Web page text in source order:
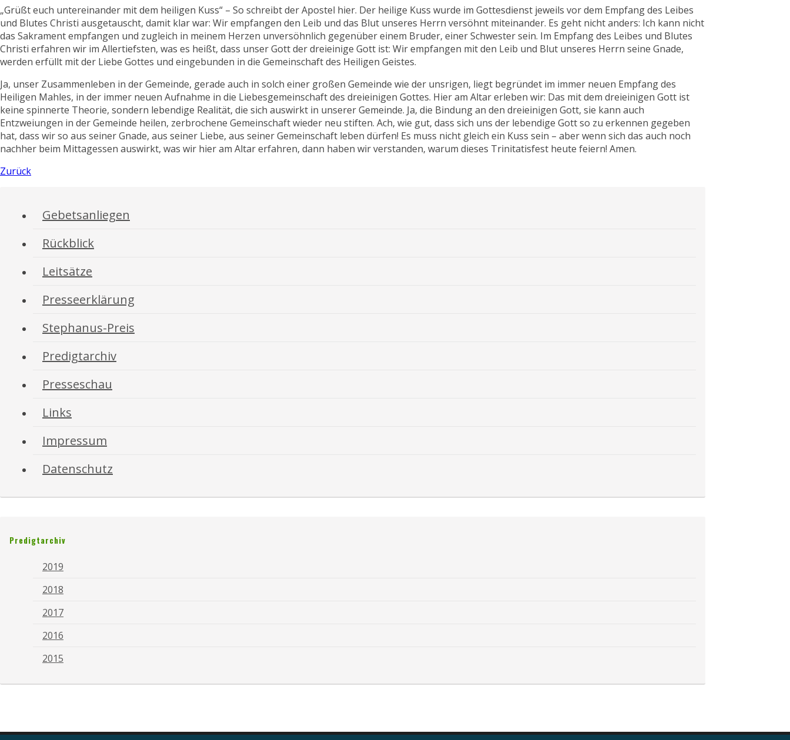
„Grüßt euch untereinander mit dem heiligen Kuss“ – So schreibt der Apostel hier. Der heilige Kuss wurde im Gottesdienst jeweils vor dem Empfang des Leibes
und Blutes Christi ausgetauscht, damit klar war: Wir empfangen den Leib und das Blut unseres Herrn versöhnt miteinander. Es geht nicht anders: Ich kann nicht
das Sakrament empfangen und zugleich in meinem Herzen unversöhnlich gegenüber einem Bruder, einer Schwester sein. Im Empfang des Leibes und Blutes
Christi erfahren wir im Allertiefsten, was es heißt, dass unser Gott der dreieinige Gott ist: Wir empfangen mit den Leib und Blut unseres Herrn seine Gnade,
werden erfüllt mit der Liebe Gottes und eingebunden in die Gemeinschaft des Heiligen Geistes.
Ja, unser Zusammenleben in der Gemeinde, gerade auch in solch einer großen Gemeinde wie der unsrigen, liegt begründet im immer neuen Empfang des
Heiligen Mahles, in der immer neuen Aufnahme in die Liebesgemeinschaft des dreieinigen Gottes. Hier am Altar erleben wir: Das mit dem dreieinigen Gott ist
keine spinnerte Theorie, sondern lebendige Realität, die sich auswirkt in unserer Gemeinde. Ja, die Bindung an den dreieinigen Gott, sie kann auch
Entzweiungen in der Gemeinde heilen, zerbrochene Gemeinschaft wieder neu stiften. Ach, wie gut, dass sich uns der lebendige Gott so zu erkennen gegeben
hat, dass wir so aus seiner Gnade, aus seiner Liebe, aus seiner Gemeinschaft leben dürfen! Es muss nicht gleich ein Kuss sein – aber wenn sich das auch noch
nachher beim Mittagessen auswirkt, was wir hier am Altar erfahren, dann haben wir verstanden, warum dieses Trinitatisfest heute feiern! Amen.
Zurück
Gebetsanliegen
Rückblick
Leitsätze
Presseerklärung
Stephanus-Preis
Predigtarchiv
Presseschau
Links
Impressum
Datenschutz
Predigtarchiv
2019
2018
2017
2016
2015